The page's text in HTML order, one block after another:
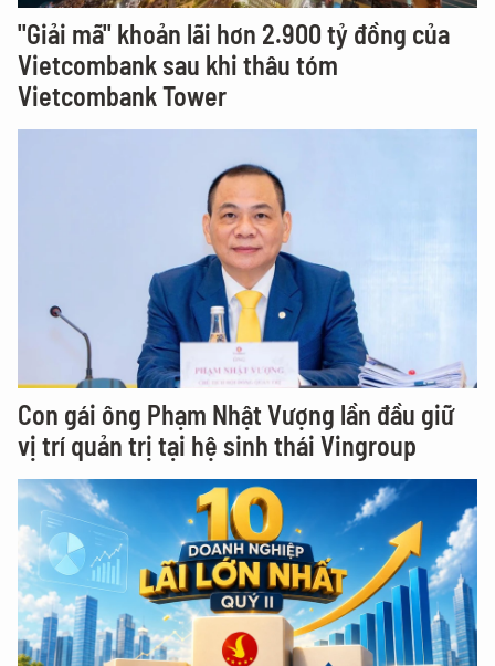
"Giải mã" khoản lãi hơn 2.900 tỷ đồng của
Vietcombank sau khi thâu tóm
Vietcombank Tower
Con gái ông Phạm Nhật Vượng lần đầu giữ
vị trí quản trị tại hệ sinh thái Vingroup